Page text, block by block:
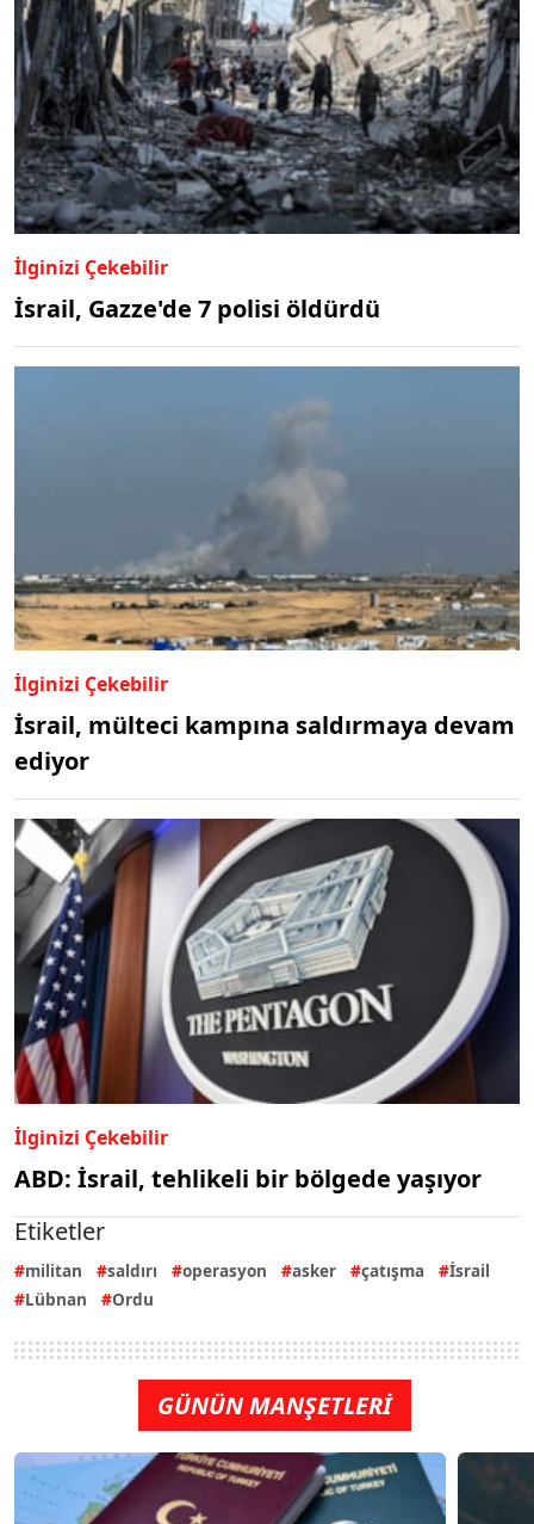
İlginizi Çekebilir
İsrail, Gazze'de 7 polisi öldürdü
İlginizi Çekebilir
İsrail, mülteci kampına saldırmaya devam
ediyor
İlginizi Çekebilir
ABD: İsrail, tehlikeli bir bölgede yaşıyor
Etiketler
militan saldırı operasyon asker çatışma
İsrail
Lübnan
Ordu
GÜNÜN MANŞETLERİ